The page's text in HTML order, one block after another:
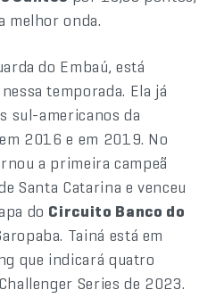
melhor onda.
do Embaú, está
temporada. Ela já
sul-americanos da
2016 e em 2019. No
a primeira campeã
Santa Catarina e venceu
do Circuito Banco do
Tainá está em
que indicará quatro
Series de 2023.